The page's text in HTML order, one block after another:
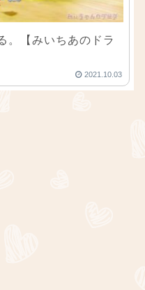
。【みいちあのドラ
2021.10.03